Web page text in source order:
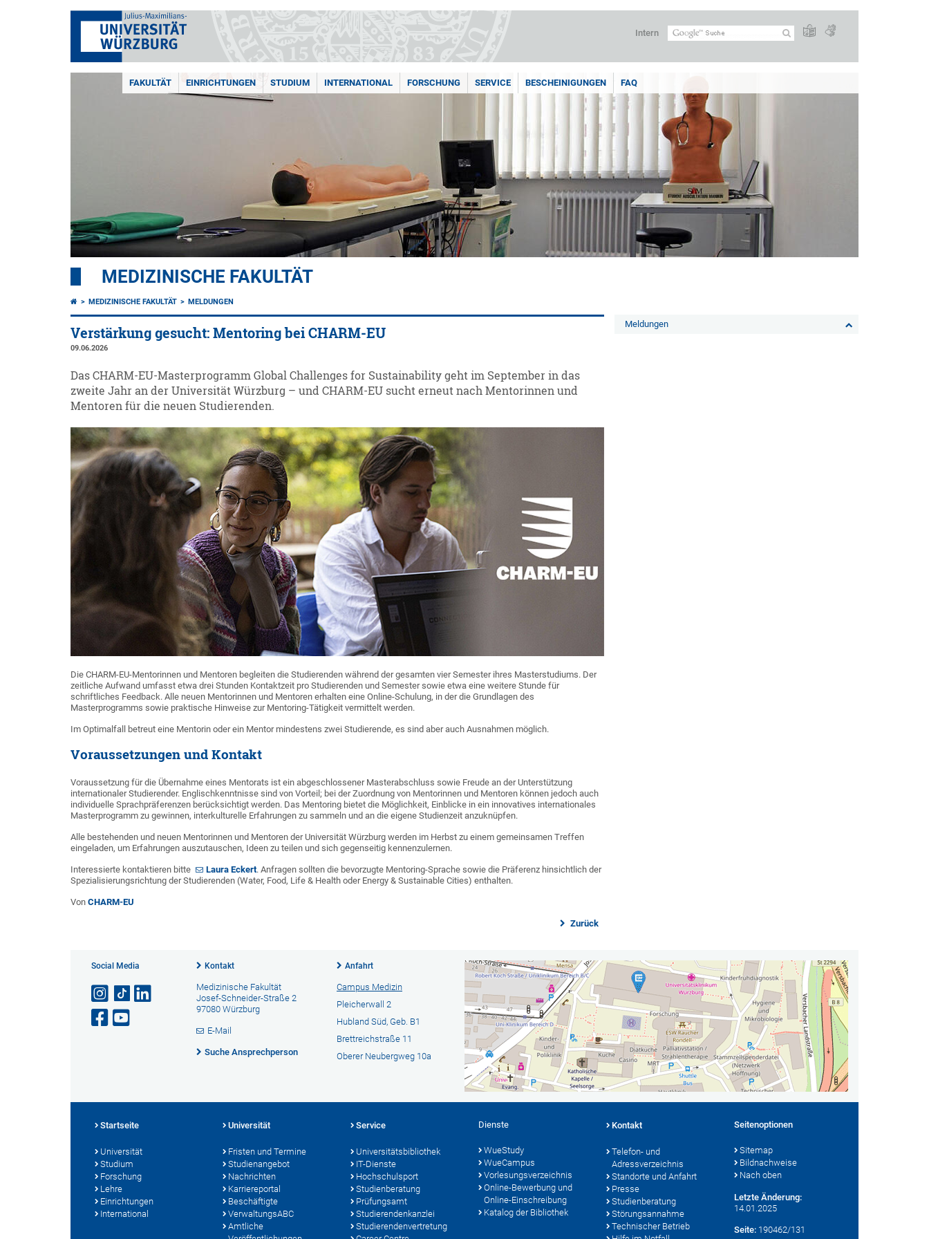
Intern
FAKULTÄT EINRICHTUNGEN STUDIUM INTERNATIONAL FORSCHUNG SERVICE BESCHEINIGUNGEN FAQ
MEDIZINISCHE FAKULTÄT
MEDIZINISCHE FAKULTÄT MELDUNGEN
Verstärkung gesucht: Mentoring bei CHARM-EU
09.06.2026
Das CHARM-EU-Masterprogramm Global Challenges for Sustainability geht im September in das
zweite Jahr an der Universität Würzburg – und CHARM-EU sucht erneut nach Mentorinnen und
Mentoren für die neuen Studierenden.
Die CHARM-EU-Mentorinnen und Mentoren begleiten die Studierenden während der gesamten vier Semester ihres Masterstudiums. Der
zeitliche Aufwand umfasst etwa drei Stunden Kontaktzeit pro Studierenden und Semester sowie etwa eine weitere Stunde für
schriftliches Feedback. Alle neuen Mentorinnen und Mentoren erhalten eine Online-Schulung, in der die Grundlagen des
Masterprogramms sowie praktische Hinweise zur Mentoring-Tätigkeit vermittelt werden.
Im Optimalfall betreut eine Mentorin oder ein Mentor mindestens zwei Studierende, es sind aber auch Ausnahmen möglich.
Voraussetzungen und Kontakt
Voraussetzung für die Übernahme eines Mentorats ist ein abgeschlossener Masterabschluss sowie Freude an der Unterstützung
internationaler Studierender. Englischkenntnisse sind von Vorteil; bei der Zuordnung von Mentorinnen und Mentoren können jedoch auch
individuelle Sprachpräferenzen berücksichtigt werden. Das Mentoring bietet die Möglichkeit, Einblicke in ein innovatives internationales
Masterprogramm zu gewinnen, interkulturelle Erfahrungen zu sammeln und an die eigene Studienzeit anzuknüpfen.
Alle bestehenden und neuen Mentorinnen und Mentoren der Universität Würzburg werden im Herbst zu einem gemeinsamen Treffen
eingeladen, um Erfahrungen auszutauschen, Ideen zu teilen und sich gegenseitig kennenzulernen.
Interessierte kontaktieren bitte Laura Eckert. Anfragen sollten die bevorzugte Mentoring-Sprache sowie die Präferenz hinsichtlich der
Spezialisierungsrichtung der Studierenden (Water, Food, Life & Health oder Energy & Sustainable Cities) enthalten.
Von CHARM-EU
Zurück
Meldungen
Social Media Kontakt
Medizinische Fakultät
Josef-Schneider-Straße 2
97080 Würzburg
E-Mail
Suche Ansprechperson
Anfahrt
Campus Medizin
Pleicherwall 2
Hubland Süd, Geb. B1
Brettreichstraße 11
Oberer Neubergweg 10a
Startseite
Universität
Studium
Forschung
Lehre
Einrichtungen
International
Universität
Fristen und Termine
Studienangebot
Nachrichten
Karriereportal
Beschäftigte
VerwaltungsABC
Amtliche
Service
Universitätsbibliothek
IT-Dienste
Hochschulsport
Studienberatung
Prüfungsamt
Studierendenkanzlei
Studierendenvertretung
Dienste
WueStudy
WueCampus
Vorlesungsverzeichnis
Online-Bewerbung und
Online-Einschreibung
Katalog der Bibliothek
Kontakt
Telefon- und
Adressverzeichnis
Standorte und Anfahrt
Presse
Studienberatung
Störungsannahme
Technischer Betrieb
Seitenoptionen
Sitemap
Bildnachweise
Nach oben
Letzte Änderung:
14.01.2025
Seite: 190462/131